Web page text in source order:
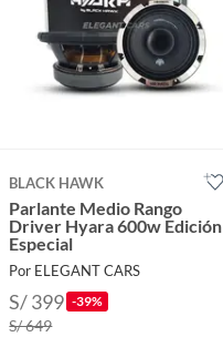
BLACK HAWK
Parlante Medio Rango
Driver Hyara 600w Edición
Especial
Por ELEGANT CARS
S/ 399 -39%
S/ 649